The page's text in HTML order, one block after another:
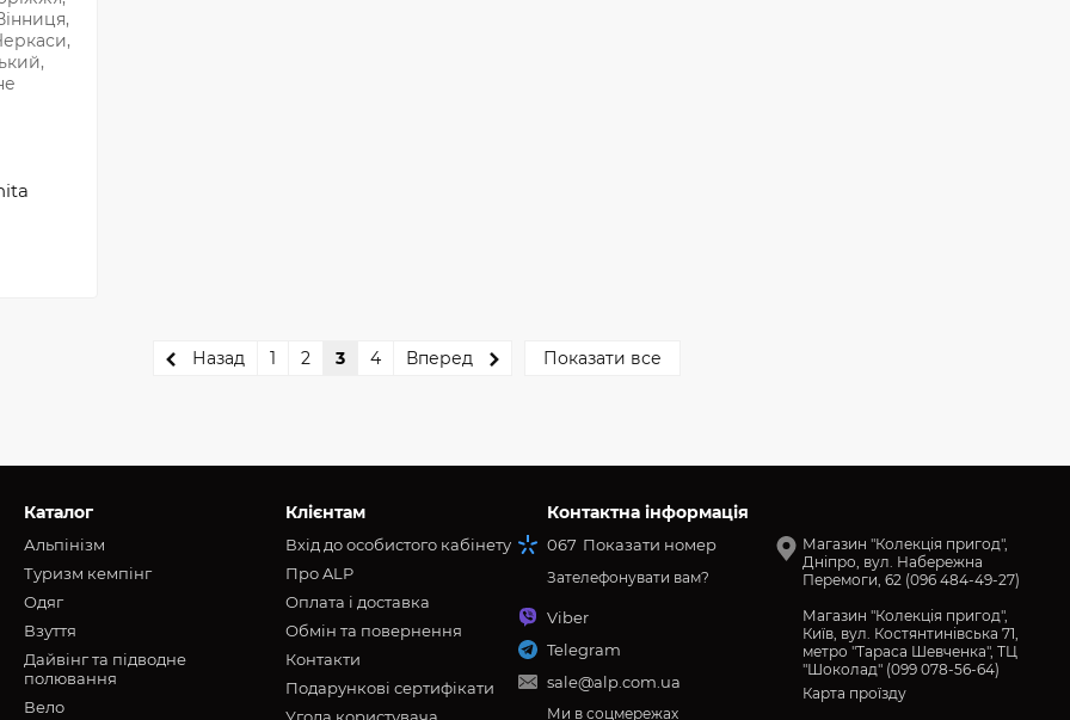
Назад 1 2 3 4 Вперед Показати все
Каталог
Альпінізм
Туризм кемпінг
Oдяг
Взуття
Дайвінг та підводне
полювання
Вело
Клієнтам
Вхід до особистого кабінету
Про ALP
Оплата і доставка
Обмін та повернення
Контакти
Подарункові сертифікати
Контактна інформація
067 Показати номер
Зателефонувати вам?
Viber
Telegram
sale@alp.com.ua
Магазин "Колекція пригод",
Дніпро, вул. Набережна
Перемоги, 62 (096 484-49-27)
Магазин "Колекція пригод",
Київ, вул. Костянтинівська 71,
метро "Тараса Шевченка", ТЦ
"Шоколад" (099 078-56-64)
Карта проїзду
Ми в соцмережах